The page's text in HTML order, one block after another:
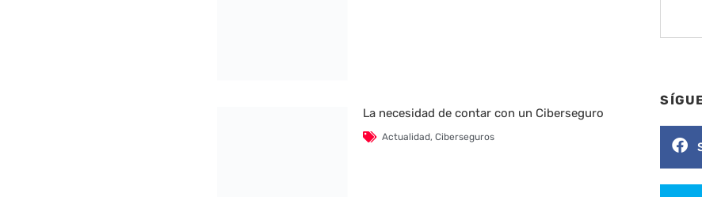
La necesidad de contar con un Ciberseguro
Actualidad, Ciberseguros